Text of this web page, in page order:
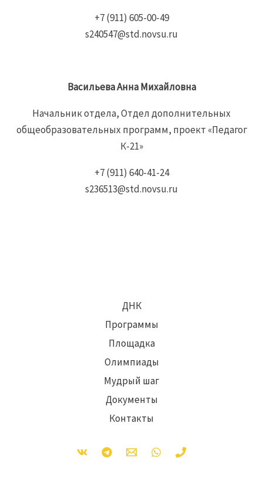
+7 (911) 605-00-49
s240547@std.novsu.ru
Васильева Анна Михайловна
Начальник отдела, Отдел дополнительных
общеобразовательных программ, проект «Педагог
К-21»
+7 (911) 640-41-24
s236513@std.novsu.ru
ДНК
Программы
Площадка
Олимпиады
Мудрый шаг
Документы
Контакты